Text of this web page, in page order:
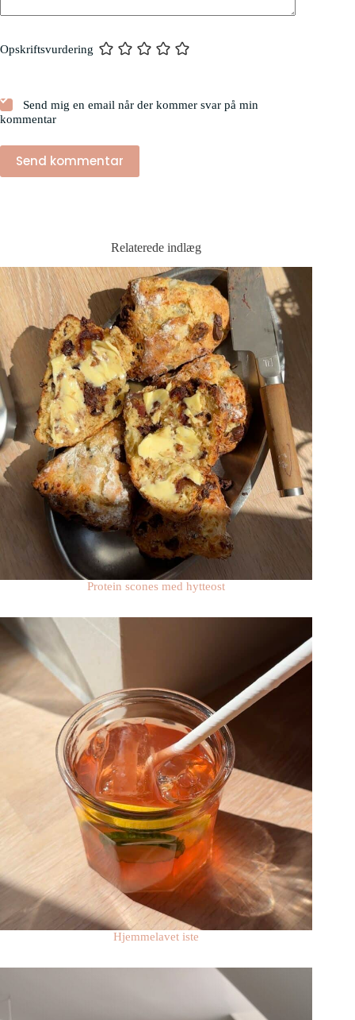
Opskriftsvurdering
Send mig en email når der kommer svar på min
kommentar
Send kommentar
Relaterede indlæg
Protein scones med hytteost
Hjemmelavet iste